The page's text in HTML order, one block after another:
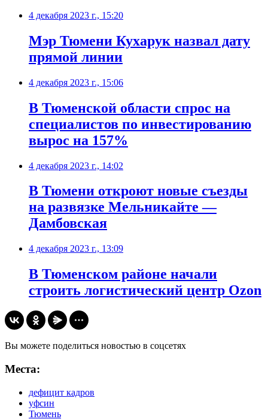
4 декабря 2023 г., 15:20
Мэр Тюмени Кухарук назвал дату
прямой линии
4 декабря 2023 г., 15:06
В Тюменской области спрос на
специалистов по инвестированию
вырос на 157%
4 декабря 2023 г., 14:02
В Тюмени откроют новые съезды
на развязке Мельникайте —
Дамбовская
4 декабря 2023 г., 13:09
В Тюменском районе начали
строить логистический центр Ozon
Вы можете поделиться новостью в соцсетях
Места:
дефицит кадров
уфсин
Тюмень